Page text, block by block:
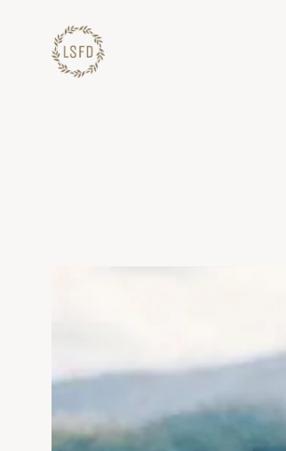
konten